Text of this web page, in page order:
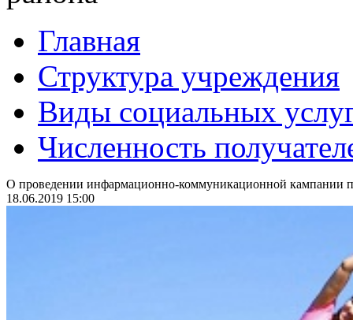
Главная
Структура учреждения
Виды социальных
Численность
О проведении инфармационно-коммуникационной кампании
18.06.2019 15:00